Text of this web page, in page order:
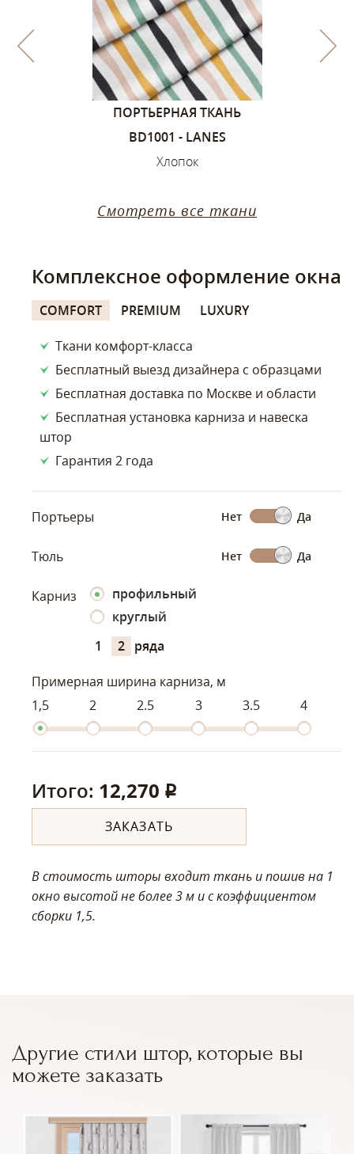
ПОРТЬЕРНАЯ ТКАНЬ
BD1001 - LANES
Хлопок
Смотреть все ткани
Комплексное оформление окна
COMFORT PREMIUM LUXURY
Ткани комфорт-класса
Бесплатный выезд дизайнера с образцами
Бесплатная доставка по Москве и области
Бесплатная установка карниза и навеска
штор
Гарантия 2 года
Портьеры Нет Да
Тюль Нет Да
Карниз
профильный
круглый
1
2 ряда
Примерная ширина карниза, м
1,5
2 2.5 3 3.5 4
Итого: 12,270 q
ЗАКАЗАТЬ
В стоимость шторы входит ткань и пошив на 1
окно высотой не более 3 м и с коэффициентом
сборки 1,5.
Другие стили штор, которые вы
можете заказать